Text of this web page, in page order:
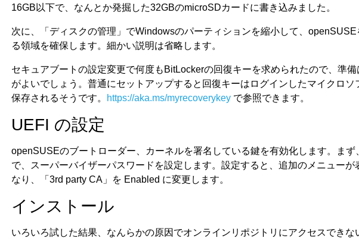
16GB以下で、なんとか発掘した32GBのmicroSDカードに書き込みました。
次に、「ディスクの管理」でWindowsのパーティションを縮小して、
る領域を確保します。細かい説明は省略します。
セキュアブートの設定変更で何度もBitLockerの回復キーを求められたので、準備
がよいでしょう。普通にセットアップすると回復キーはログインしたマイクロソ
保存されるそうです。
https://aka.ms/myrecoverykey で参照できます。
UEFI の設定
openSUSEのブートローダー、カーネルを署名している鍵を有効化します。まず
で、スーパーバイザーパスワードを設定します。設定すると、追加のメニューが
なり、「3rd party CA」を Enabled に変更します。
インストール
いろいろ試した結果、なんらかの原因でオンラインリポジトリにアクセスできな